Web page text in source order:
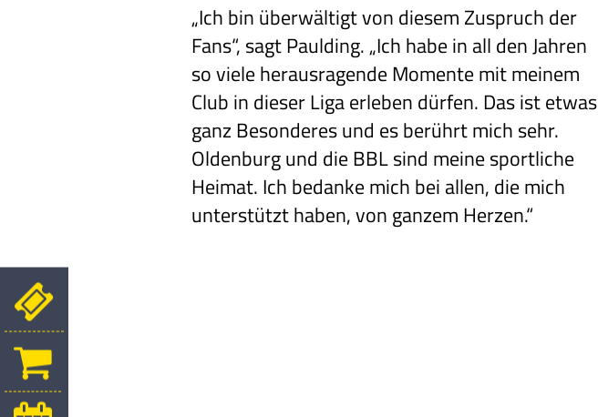
„Ich bin überwältigt von diesem Zuspruch der
Fans“, sagt Paulding. „Ich habe in all den Jahren
so viele herausragende Momente mit meinem
Club in dieser Liga erleben dürfen. Das ist etwas
ganz Besonderes und es berührt mich sehr.
Oldenburg und die BBL sind meine sportliche
Heimat. Ich bedanke mich bei allen, die mich
unterstützt haben, von ganzem Herzen.“